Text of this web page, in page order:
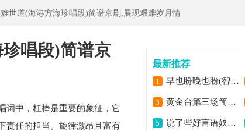
世道(海港方海珍唱段)简谱京剧,展现艰难岁月情
唱段)简谱京
词中，杠棒是重要的象征，它
责任的担当。旋律激昂且富有
最新推荐
1 早也盼晚也盼(智取威虎山李勇奇唱段,京胡曲谱)简谱京剧,盼解放豪情满怀
3 黄金台第三场简谱京剧,展现忠义之情怀
5 说了些好言语奴才他不信(钓金龟康氏唱段)简谱京剧,尽显老旦韵味